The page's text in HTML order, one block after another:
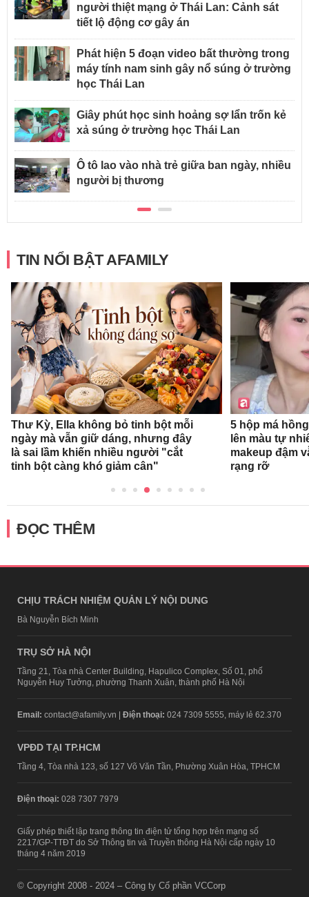
người thiệt mạng ở Thái Lan: Cảnh sát
tiết lộ động cơ gây án
Phát hiện 5 đoạn video bất thường trong
máy tính nam sinh gây nổ súng ở trường
học Thái Lan
Giây phút học sinh hoảng sợ lẩn trốn kẻ
xả súng ở trường học Thái Lan
Ô tô lao vào nhà trẻ giữa ban ngày, nhiều
người bị thương
TIN NỔI BẬT AFAMILY
Thư Kỳ, Ella không bỏ tinh bột mỗi
ngày mà vẫn giữ dáng, nhưng đây
là sai lầm khiến nhiều người "cắt
tinh bột càng khó giảm cân"
5 hộp má
lên màu tự
makeup đậm
rạng rỡ
ĐỌC THÊM
CHỊU TRÁCH NHIỆM QUẢN LÝ NỘI DUNG
Bà Nguyễn Bích Minh
TRỤ SỞ HÀ NỘI
Tầng 21, Tòa nhà Center Building, Hapulico Complex, Số 01, phố
Nguyễn Huy Tưởng, phường Thanh Xuân, thành phố Hà Nội
Email: contact@afamily.vn | Điện thoại: 024 7309 5555, máy lẻ 62.370
VPĐD TẠI TP.HCM
Tầng 4, Tòa nhà 123, số 127 Võ Văn Tần, Phường Xuân Hòa, TPHCM
Điện thoại: 028 7307 7979
Giấy phép thiết lập trang thông tin điện tử tổng hợp trên mạng số
2217/GP-TTĐT do Sở Thông tin và Truyền thông Hà Nội cấp ngày 10
tháng 4 năm 2019
© Copyright 2008 - 2024 – Công ty Cổ phần VCCorp